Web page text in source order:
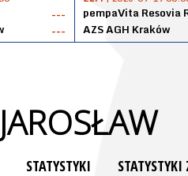
---
---
pempaVita Resovia
AZS AGH Kraków
STATYSTYKI